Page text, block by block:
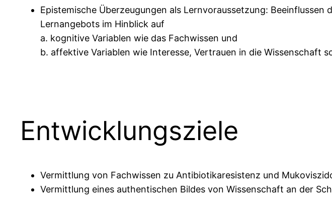
Epistemische Überzeugungen als Lernvoraussetzung:
Lernangebots im Hinblick auf
a. kognitive Variablen wie das Fachwissen und
b. affektive Variablen wie Interesse, Vertrauen in die Wissenschaft
Entwicklungsziele
Vermittlung von Fachwissen zu Antibiotikaresistenz und
Vermittlung eines authentischen Bildes von Wissenschaft an der